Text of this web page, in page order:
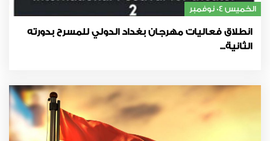
الخميس 04 نوفمبر
انطلاق فعاليات مهرجان بغداد الدولي للمسرح بدورته
الثانية...